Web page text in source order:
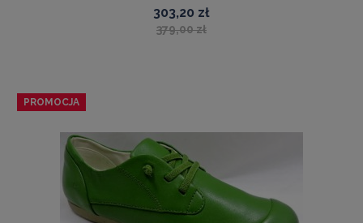
303,20 zł
379,00 zł
PROMOCJA